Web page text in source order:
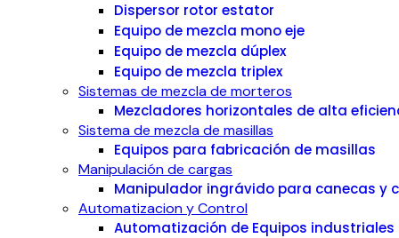
Dispersor rotor estator
Equipo de mezcla mono eje
Equipo de mezcla dúplex
Equipo de mezcla triplex
Sistemas de mezcla de morteros
Mezcladores horizontales de alta
Sistema de mezcla de masillas
Equipos para fabricación de masillas
Manipulación de cargas
Manipulador ingrávido para canecas y
Automatizacion y Control
Automatización de Equipos industriales